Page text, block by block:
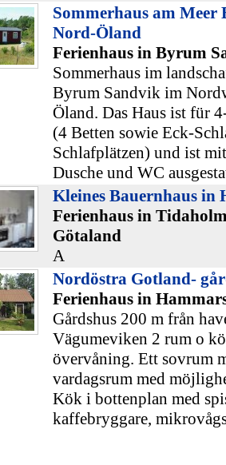
Sommerhaus am
Nord-Öland
Ferienhaus in Byrum
Sommerhaus im
Byrum Sandvik im
Öland. Das Haus ist für
(4 Betten sowie Eck-
Schlafplätzen) und ist
Dusche und WC
Kleines Bauernhaus in
Ferienhaus in
Götaland
A
Nordöstra Gotland-
Ferienhaus in
Gårdshus 200 m från
Vägumeviken 2 rum o
övervåning. Ett sovrum
vardagsrum med
Kök i bottenplan med
kaffebryggare,